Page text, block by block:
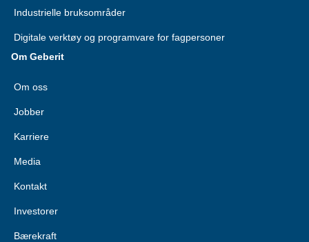
Industrielle bruksområder
Digitale verktøy og programvare for fagpersoner
Om Geberit
Om oss
Jobber
Karriere
Media
Kontakt
Investorer
Bærekraft